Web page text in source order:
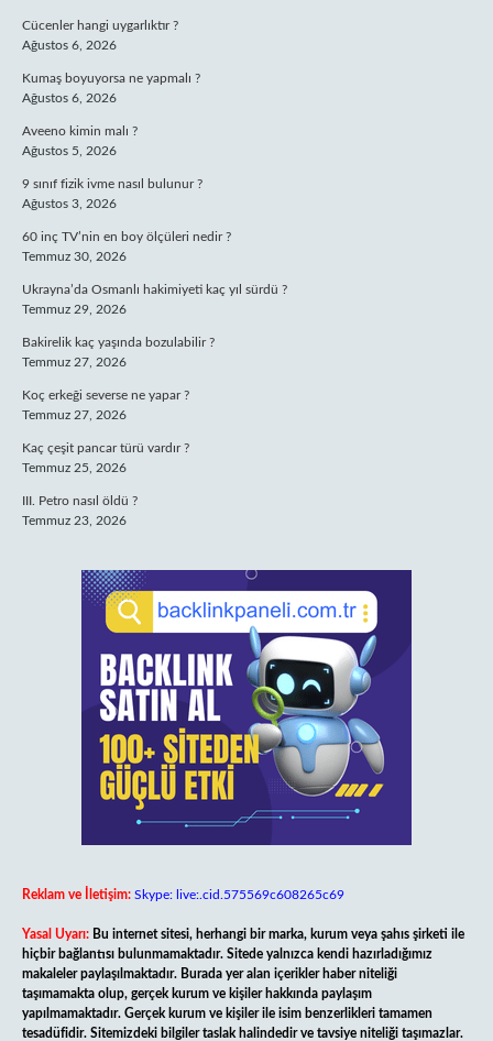
Cücenler hangi uygarlıktır ?
Ağustos 6, 2026
Kumaş boyuyorsa ne yapmalı ?
Ağustos 6, 2026
Aveeno kimin malı ?
Ağustos 5, 2026
9 sınıf fizik ivme nasıl bulunur ?
Ağustos 3, 2026
60 inç TV’nin en boy ölçüleri nedir ?
Temmuz 30, 2026
Ukrayna’da Osmanlı hakimiyeti kaç yıl sürdü ?
Temmuz 29, 2026
Bakirelik kaç yaşında bozulabilir ?
Temmuz 27, 2026
Koç erkeği severse ne yapar ?
Temmuz 27, 2026
Kaç çeşit pancar türü vardır ?
Temmuz 25, 2026
III. Petro nasıl öldü ?
Temmuz 23, 2026
Reklam ve İletişim: Skype: live:.cid.575569c608265c69
Yasal Uyarı: Bu internet sitesi, herhangi bir marka, kurum veya şahıs şirketi ile
hiçbir bağlantısı bulunmamaktadır. Sitede yalnızca kendi hazırladığımız
makaleler paylaşılmaktadır. Burada yer alan içerikler haber niteliği
taşımamakta olup, gerçek kurum ve kişiler hakkında paylaşım
yapılmamaktadır. Gerçek kurum ve kişiler ile isim benzerlikleri tamamen
tesadüfidir. Sitemizdeki bilgiler taslak halindedir ve tavsiye niteliği taşımazlar.